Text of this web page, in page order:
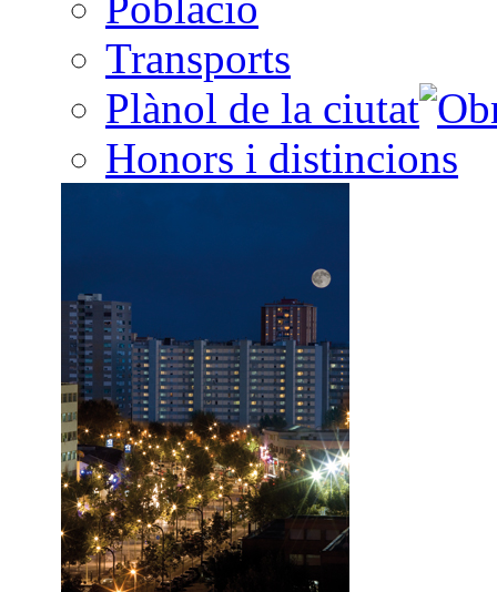
Transports
Plànol de la ciutat
Honors i distincions